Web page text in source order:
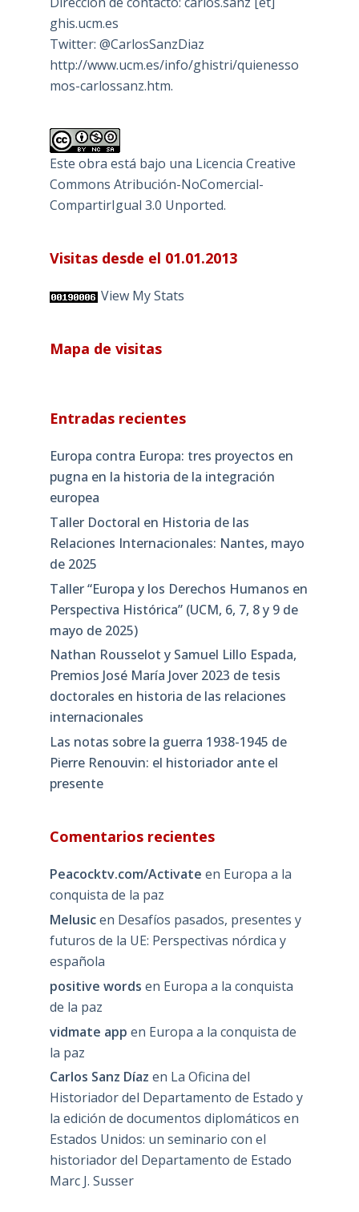
ghis.ucm.es
Twitter: @CarlosSanzDiaz
http://www.ucm.es/info/ghistri/quienesso
mos-carlossanz.htm.
Este obra está bajo una Licencia Creative
Commons Atribución-NoComercial-
CompartirIgual 3.0 Unported.
Visitas desde el 01.01.2013
View My Stats
Mapa de visitas
Entradas recientes
Europa contra Europa: tres proyectos en
pugna en la historia de la integración
europea
Taller Doctoral en Historia de las
Relaciones Internacionales: Nantes, mayo
de 2025
Taller “Europa y los Derechos Humanos en
Perspectiva Histórica” (UCM, 6, 7, 8 y 9 de
mayo de 2025)
Nathan Rousselot y Samuel Lillo Espada,
Premios José María Jover 2023 de tesis
doctorales en historia de las relaciones
internacionales
Las notas sobre la guerra 1938-1945 de
Pierre Renouvin: el historiador ante el
presente
Comentarios recientes
Peacocktv.com/Activate en Europa a la
conquista de la paz
Melusicen Desafíos pasados, presentes y
futuros de la UE: Perspectivas nórdica y
española
positive words en Europa a la conquista
de la paz
vidmate app en Europa a la conquista de
la paz
Carlos Sanz Díaz en La Oficina del
Historiador del Departamento de Estado y
la edición de documentos diplomáticos en
Estados Unidos: un seminario con el
historiador del Departamento de Estado
Marc J. Susser